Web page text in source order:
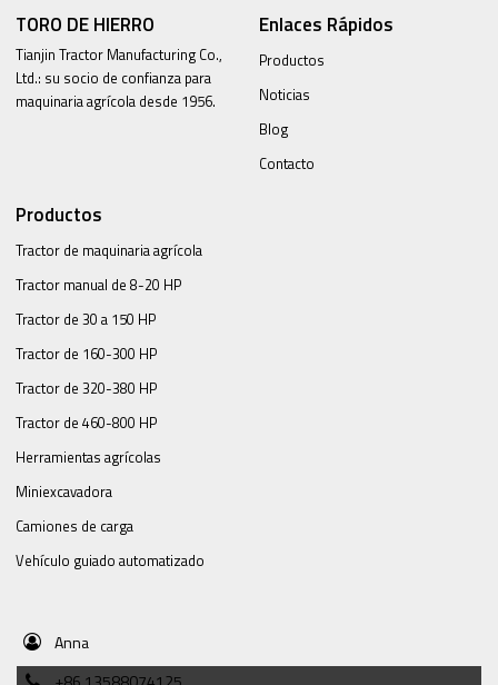
TORO DE HIERRO
Tianjin Tractor Manufacturing Co.,
Ltd.: su socio de confianza para
maquinaria agrícola desde 1956.
Enlaces Rápidos
Productos
Noticias
Blog
Contacto
Productos
Tractor de maquinaria agrícola
Tractor manual de 8-20 HP
Tractor de 30 a 150 HP
Tractor de 160-300 HP
Tractor de 320-380 HP
Tractor de 460-800 HP
Herramientas agrícolas
Miniexcavadora
Camiones de carga
Vehículo guiado automatizado
Anna